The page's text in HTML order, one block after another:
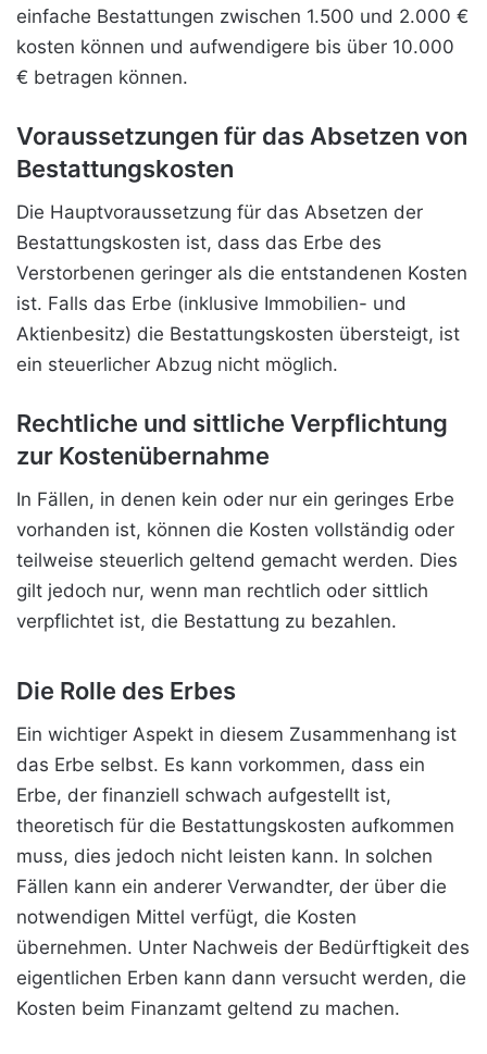
einfache Bestattungen zwischen 1.500 und 2.000 €
kosten können und aufwendigere bis über 10.000
€ betragen können.
Voraussetzungen für das Absetzen von
Bestattungskosten
Die Hauptvoraussetzung für das Absetzen der
Bestattungskosten ist, dass das Erbe des
Verstorbenen geringer als die entstandenen Kosten
ist. Falls das Erbe (inklusive Immobilien- und
Aktienbesitz) die Bestattungskosten übersteigt, ist
ein steuerlicher Abzug nicht möglich.
Rechtliche und sittliche Verpflichtung
zur Kostenübernahme
In Fällen, in denen kein oder nur ein geringes Erbe
vorhanden ist, können die Kosten vollständig oder
teilweise steuerlich geltend gemacht werden. Dies
gilt jedoch nur, wenn man rechtlich oder sittlich
verpflichtet ist, die Bestattung zu bezahlen.
Die Rolle des Erbes
Ein wichtiger Aspekt in diesem Zusammenhang ist
das Erbe selbst. Es kann vorkommen, dass ein
Erbe, der finanziell schwach aufgestellt ist,
theoretisch für die Bestattungskosten aufkommen
muss, dies jedoch nicht leisten kann. In solchen
Fällen kann ein anderer Verwandter, der über die
notwendigen Mittel verfügt, die Kosten
übernehmen. Unter Nachweis der Bedürftigkeit des
eigentlichen Erben kann dann versucht werden, die
Kosten beim Finanzamt geltend zu machen.